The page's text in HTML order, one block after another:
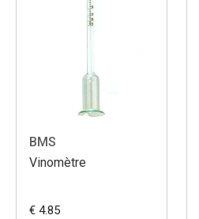
BMS
Vinomètre
€ 4.85